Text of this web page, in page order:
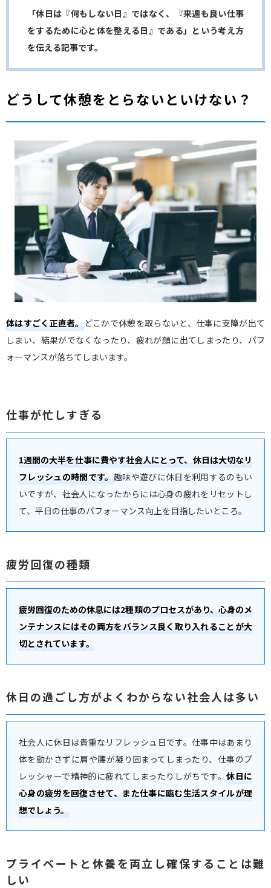
「休日は『何もしない日』ではなく、『来週も良い仕事
をするために心と体を整える日』である」という考え方
を伝える記事です。
どうして休憩をとらないといけない？
体はすごく正直者。どこかで休憩を取らないと、仕事に支障が出て
しまい、結果がでなくなったり、疲れが顔に出てしまったり、パフ
ォーマンスが落ちてしまいます。
仕事が忙しすぎる
1週間の大半を仕事に費やす社会人にとって、休日は大切なリ
フレッシュの時間です。 趣味や遊びに休日を利用するのもい
いですが、社会人になったからには心身の疲れをリセットし
て、平日の仕事のパフォーマンス向上を目指したいところ。
疲労回復の種類
疲労回復のための休息には2種類のプロセスがあり、心身のメ
ンテナンスにはその両方をバランス良く取り入れることが大
切とされています。
休日の過ごし方がよくわからない社会人は多い
社会人に休日は貴重なリフレッシュ日です。仕事中はあまり
体を動かさずに肩や腰が凝り固まってしまったり、仕事のプ
レッシャーで精神的に疲れてしまったりしがちです。休日に
心身の疲労を回復させて、また仕事に臨む生活スタイルが理
想でしょう。
プライベートと休養を両立し確保することは難
しい